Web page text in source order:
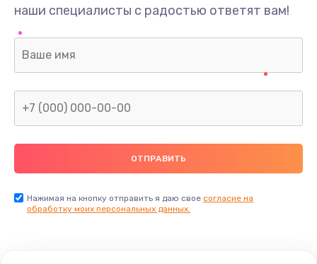
наши специалисты с радостью ответят вам!
Нажимая на кнопку отправить я даю свое согласие на
обработку моих персональных данных.